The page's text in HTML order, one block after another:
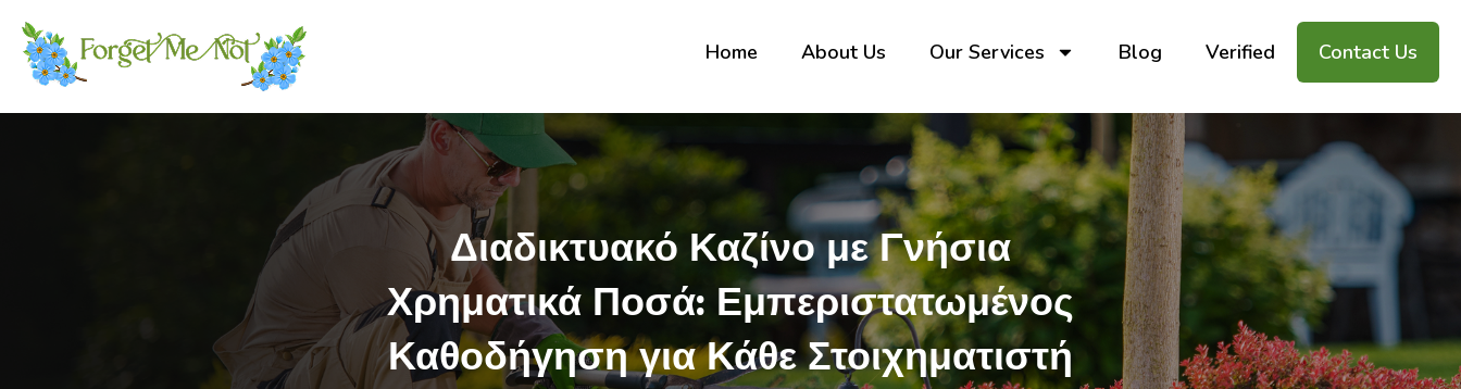
Home About Us Our Services Blog Verified Contact Us
Διαδικτυακό Καζίνο με Γνήσια
Χρηματικά Ποσά: Εμπεριστατωμένος
Καθοδήγηση για Κάθε Στοιχηματιστή